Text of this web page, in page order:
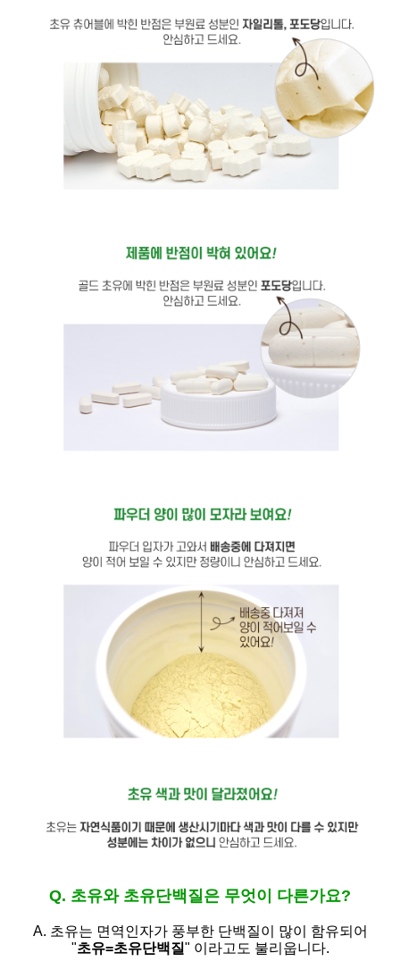
Q. 초유와 초유단백질은 무엇이 다른가요?
A. 초유는 면역인자가 풍부한 단백질이 많이 함유되어
"초유=초유단백질" 이라고도 불리웁니다.